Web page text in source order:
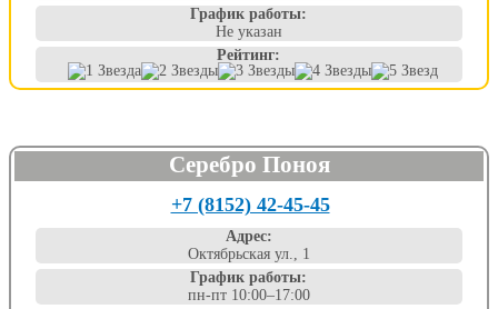
График работы:
Не указан
Рейтинг:
Серебро Поноя
+7 (8152) 42-45-45
Адрес:
Октябрьская ул., 1
График работы:
пн-пт 10:00–17:00